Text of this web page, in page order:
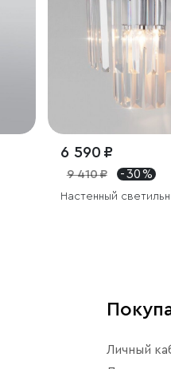
6 590 ₽
9 410 ₽ - 30 %
Настенный
Личный